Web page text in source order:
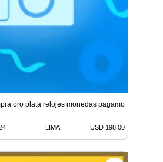
oro plata relojes monedas pagamos buen
LIMA USD 198.00